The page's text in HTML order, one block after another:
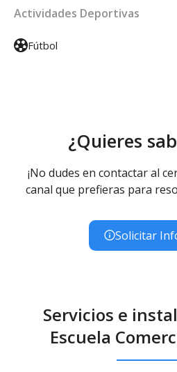
Actividades Deportivas
Fútbol
¿Quieres
¡No dudes en contactar al
canal que prefieras para
Solicitar
Servicios e
Escuela